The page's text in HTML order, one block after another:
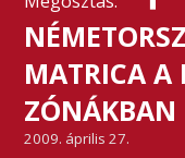
MATRICA A
ZÓNÁKBAN
2009. április 27.